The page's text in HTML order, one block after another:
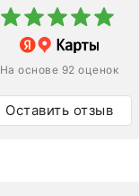
На основе 92 оценок
Оставить отзыв